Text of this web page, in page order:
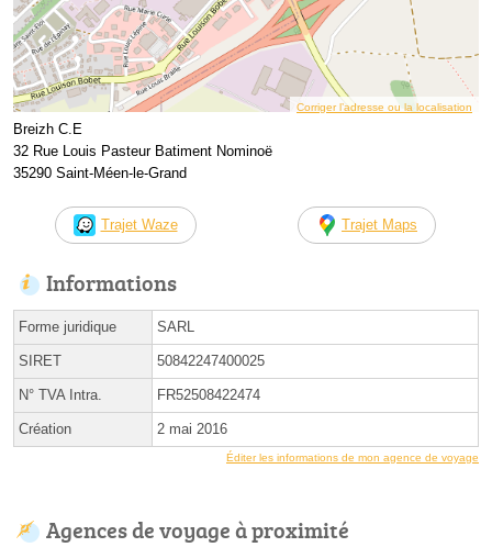
Corriger l’adresse ou la localisation
Breizh C.E
32 Rue Louis Pasteur Batiment Nominoë
35290 Saint-Méen-le-Grand
Trajet Waze Trajet Maps
Informations
Forme juridique SARL
SIRET 50842247400025
N° TVA Intra. FR52508422474
Création 2 mai 2016
Éditer les informations de mon agence de voyage
Agences de voyage à proximité